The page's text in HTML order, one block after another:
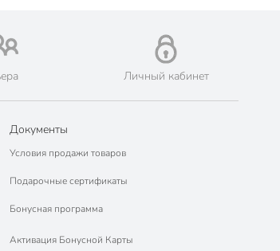
Личный кабинет
Документы
Условия продажи товаров
Подарочные сертификаты
Бонусная программа
Активация Бонусной Карты